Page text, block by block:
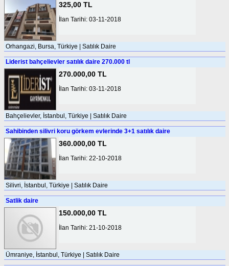
325,00 TL
İlan Tarihi: 03-11-2018
Orhangazi, Bursa, Türkiye | Satılık Daire
Liderist bahçelievler satılık daire 270.000 tl
270.000,00 TL
İlan Tarihi: 03-11-2018
Bahçelievler, İstanbul, Türkiye | Satılık Daire
Sahibinden silivri koru görkem evlerinde 3+1 satılık daire
360.000,00 TL
İlan Tarihi: 22-10-2018
Silivri, İstanbul, Türkiye | Satılık Daire
Satlik daire
150.000,00 TL
İlan Tarihi: 21-10-2018
Ümraniye, İstanbul, Türkiye | Satılık Daire